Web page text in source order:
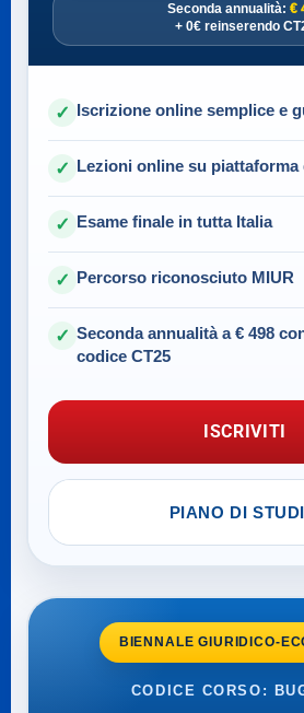
Seconda annualità: €
+ 0€ reinserendo
✓ Iscrizione online semplice e
✓ Lezioni online su piattaforma
✓ Esame finale in tutta Italia
✓ Percorso riconosciuto MIUR
✓ Seconda annualità a € 498
codice CT25
ISCRIVITI
PIANO DI STUDI
BIENNALE GIURIDICO-
CODICE CORSO: